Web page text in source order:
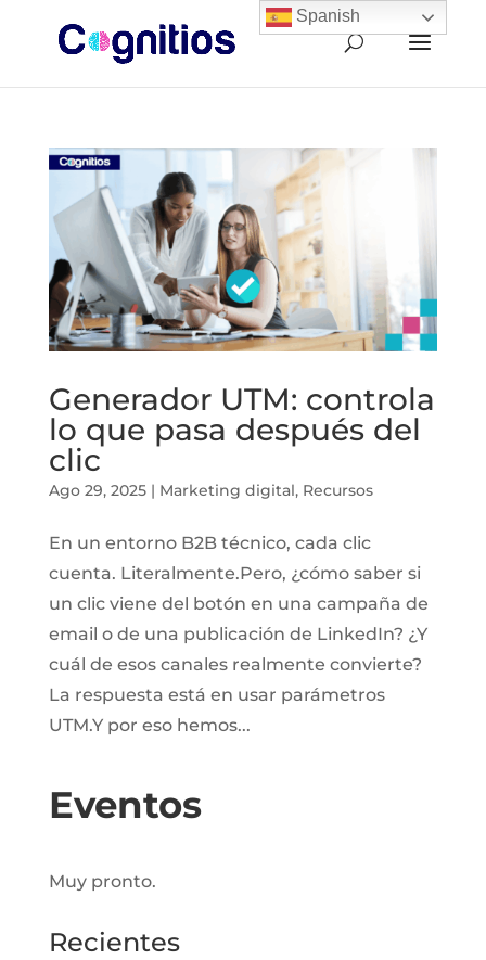
Generador UTM: controla
lo que pasa después del
clic
Ago 29, 2025| Marketing digital, Recursos
En un entorno B2B técnico, cada clic
cuenta. Literalmente.Pero, ¿cómo saber si
un clic viene del botón en una campaña de
email o de una publicación de LinkedIn? ¿Y
cuál de esos canales realmente convierte?
La respuesta está en usar parámetros
UTM.Y por eso hemos...
Eventos
Muy pronto.
Recientes
Spanish